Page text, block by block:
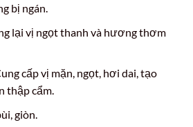
bị ngán.
lại vị ngọt thanh và hương thơm
cấp vị mặn, ngọt, hơi dai, tạo
thập cẩm.
giòn.